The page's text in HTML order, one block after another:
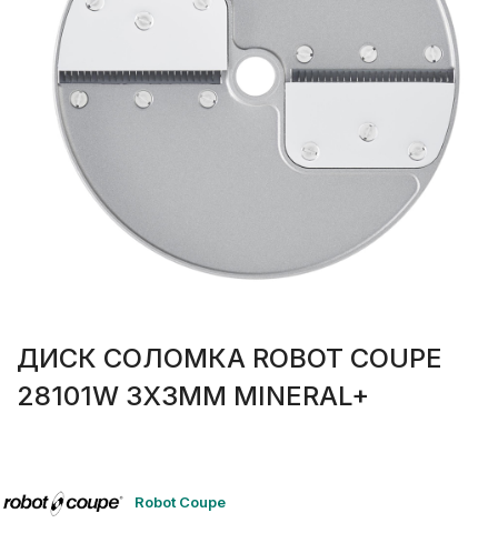
ДИСК СОЛОМКА ROBOT COUPE
28101W 3Х3ММ MINERAL+
Robot Coupe